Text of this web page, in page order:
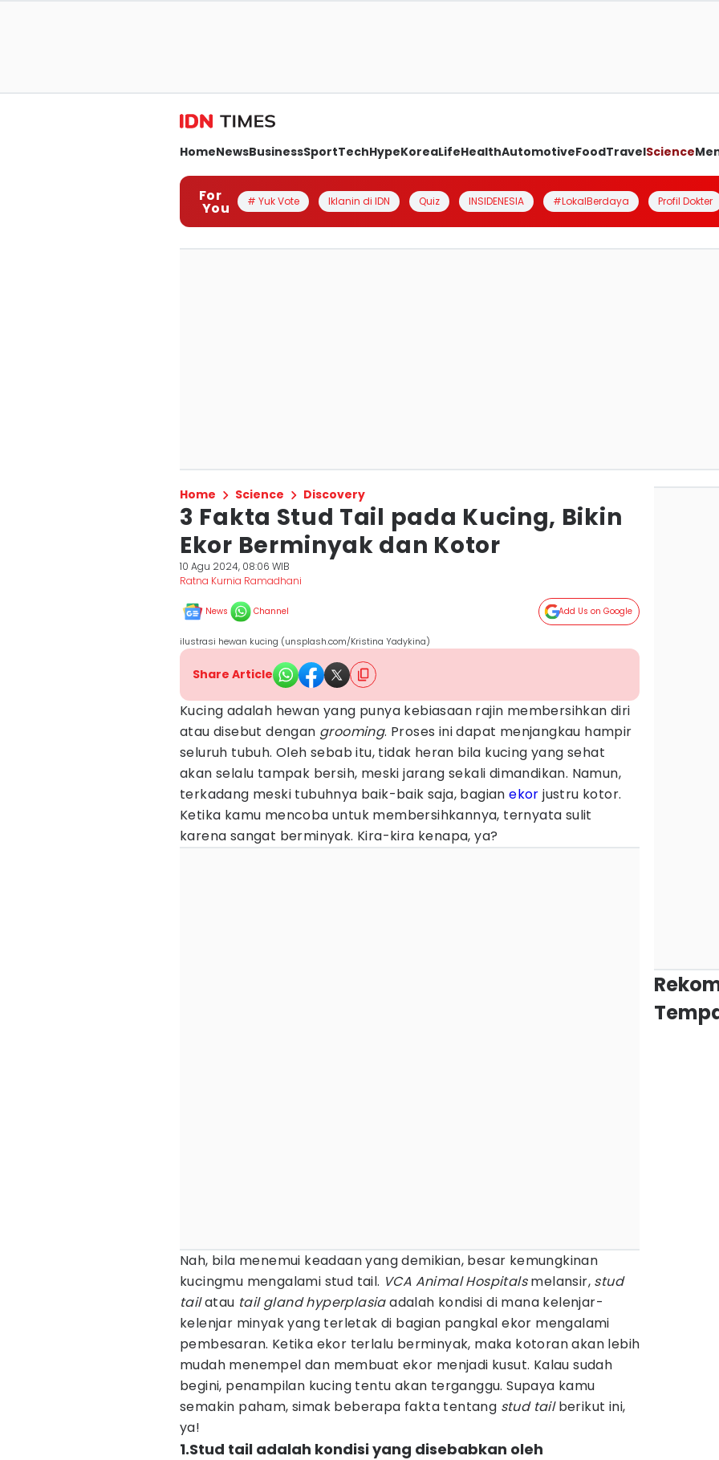
HomeNewsBusinessSportTechHypeKoreaLifeHealthAutomotiveFoodTravelScience
For
You # Yuk Vote Iklanin di IDN Quiz INSIDENESIA #LokalBerdaya Profil Dokter
Home Science Discovery
3 Fakta Stud Tail pada Kucing, Bikin
Ekor Berminyak dan Kotor
10 Agu 2024, 08:06 WIB
Ratna Kurnia Ramadhani
News Channel Add Us on Google
ilustrasi hewan kucing (unsplash.com/Kristina Yadykina)
Share Article
Kucing adalah hewan yang punya kebiasaan rajin membersihkan diri
atau disebut dengan grooming. Proses ini dapat menjangkau hampir
seluruh tubuh. Oleh sebab itu, tidak heran bila kucing yang sehat
akan selalu tampak bersih, meski jarang sekali dimandikan. Namun,
terkadang meski tubuhnya baik-baik saja, bagianekor justru kotor.
Ketika kamu mencoba untuk membersihkannya, ternyata sulit
karena sangat berminyak. Kira-kira kenapa, ya?
Nah, bila menemui keadaan yang demikian, besar kemungkinan
kucingmu mengalami stud tail. VCA Animal Hospitalsmelansir, stud
tailatau tail gland hyperplasiaadalah kondisi di mana kelenjar-
kelenjar minyak yang terletak di bagian pangkal ekor mengalami
pembesaran. Ketika ekor terlalu berminyak, maka kotoran akan lebih
mudah menempel dan membuat ekor menjadi kusut. Kalau sudah
begini, penampilan kucing tentu akan terganggu. Supaya kamu
semakin paham, simak beberapa fakta tentang stud tailberikut ini,
ya!
1.Stud tail adalah kondisi yang disebabkan oleh